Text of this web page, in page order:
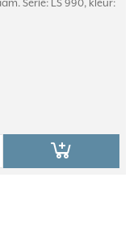
Serie: LS 990, kleur: